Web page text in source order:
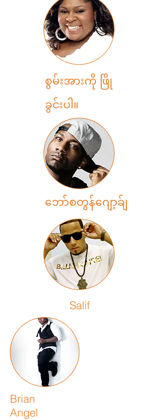
စွမ်းအားကို ဖြို
ခွင်းပါ။
ဘော်စတွန်ဂျော့ခ်ျ
Salif
Brian
Angel